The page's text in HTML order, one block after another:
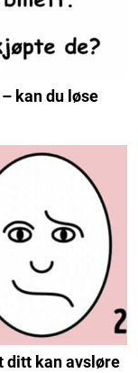
kan du løse
ditt kan avsløre